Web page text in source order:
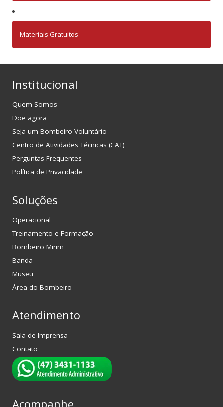
Materiais Gratuitos
Institucional
Quem Somos
Doe agora
Seja um Bombeiro Voluntário
Centro de Atividades Técnicas (CAT)
Perguntas Frequentes
Política de Privacidade
Soluções
Operacional
Treinamento e Formação
Bombeiro Mirim
Banda
Museu
Área do Bombeiro
Atendimento
Sala de Imprensa
Contato
Acompanhe